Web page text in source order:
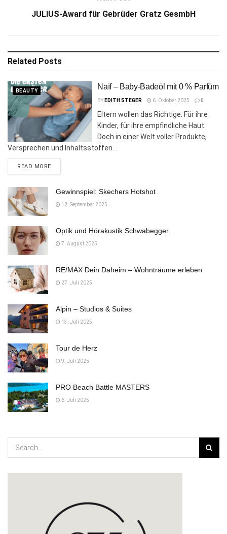
JULIUS-Award für Gebrüder Gratz GesmbH
Related Posts
BEAUTY Naïf – Baby-Badeöl mit 0 % Parfüm
BY EDITH STEGER 6. Oktober 2025 0
Eltern wollen das Richtige. Für ihre
Kinder, für ihre empfindliche Haut.
Doch in einer Welt voller Produkte,
Versprechen und Inhaltsstoffen...
READ MOREDETAILS
Gewinnspiel: Skechers Hotshot
12. September 2025
Optik und Hörakustik Schwabegger
7. August 2025
RE/MAX Dein Daheim – Wohnträume erleben
27. Juli 2025
Alpin – Studios & Suites
13. Juli 2025
Tour de Herz
9. Juli 2025
PRO Beach Battle MASTERS
6. Juli 2025